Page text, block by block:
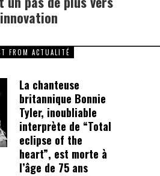
post:
FROM ACTUALITÉ
La chanteuse
britannique Bonnie
Tyler, inoubliable
interprète de “Total
eclipse of the
heart”, est morte à
l’âge de 75 ans